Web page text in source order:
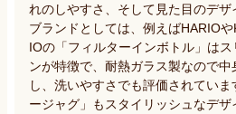
れのしやすさ、そして見た目のデ
ブランドとしては、例えばHARIO
IOの「フィルターインボトル」は
ンが特徴で、耐熱ガラス製なので
し、洗いやすさでも評価されてい
ージャグ」もスタイリッシュなデザ